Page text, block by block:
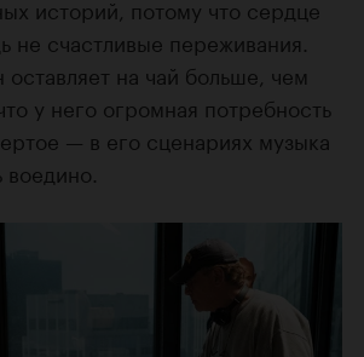
историй, потому что сердце
счастливые переживания.
на чай больше, чем
у него огромная потребность
— в его сценариях музыка
воедино.